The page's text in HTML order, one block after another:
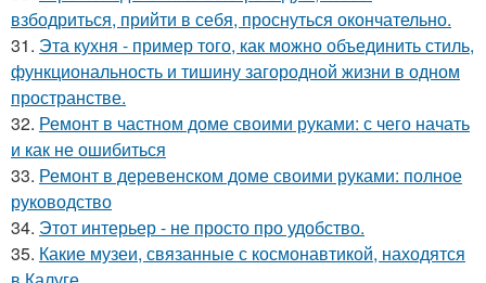
взбодриться, прийти в себя, проснуться окончательно.
31. Эта кухня - пример того, как можно объединить стиль,
функциональность и тишину загородной жизни в одном
пространстве.
32. Ремонт в частном доме своими руками: с чего начать
и как не ошибиться
33. Ремонт в деревенском доме своими руками: полное
руководство
34. Этот интерьер - не просто про удобство.
35. Какие музеи, связанные с космонавтикой, находятся